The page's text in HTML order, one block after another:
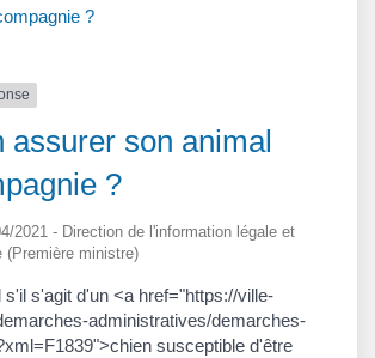
?
assurer son animal
?
2021 - Direction de l'information légale et
(Première ministre)
s'il s'agit d'un <a href="https://ville-
administratives/demarches-
susceptible d'être